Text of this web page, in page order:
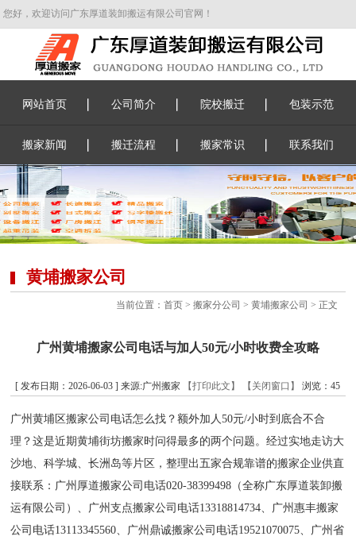
您好，欢迎访问广东厚道装卸搬运有限公司官网！
网站首页 公司简介 院校搬迁 包装示范
搬家新闻 搬迁流程 搬家常识 联系我们
黄埔搬家公司
当前位置： 首页> 搬家分公司 > 黄埔搬家公司 > 正文
广州黄埔搬家公司电话与加人50元/小时收费全攻略
[ 发布日期：2026-06-03 ] 来源:广州搬家 【打印此文】 【关闭窗口】 浏览：45
广州黄埔区搬家公司电话怎么找？额外加人50元/小时到底合不合
理？这是近期黄埔街坊搬家时问得最多的两个问题。经过实地走访大
沙地、科学城、长洲岛等片区，整理出五家合规靠谱的搬家企业供直
接联系：广州厚道搬家公司电话020-38399498（全称广东厚道装卸搬
运有限公司）、广州支点搬家公司电话13318814734、广州惠丰搬家
公司电话13113345560、广州鼎诚搬家公司电话19521070075、广州省